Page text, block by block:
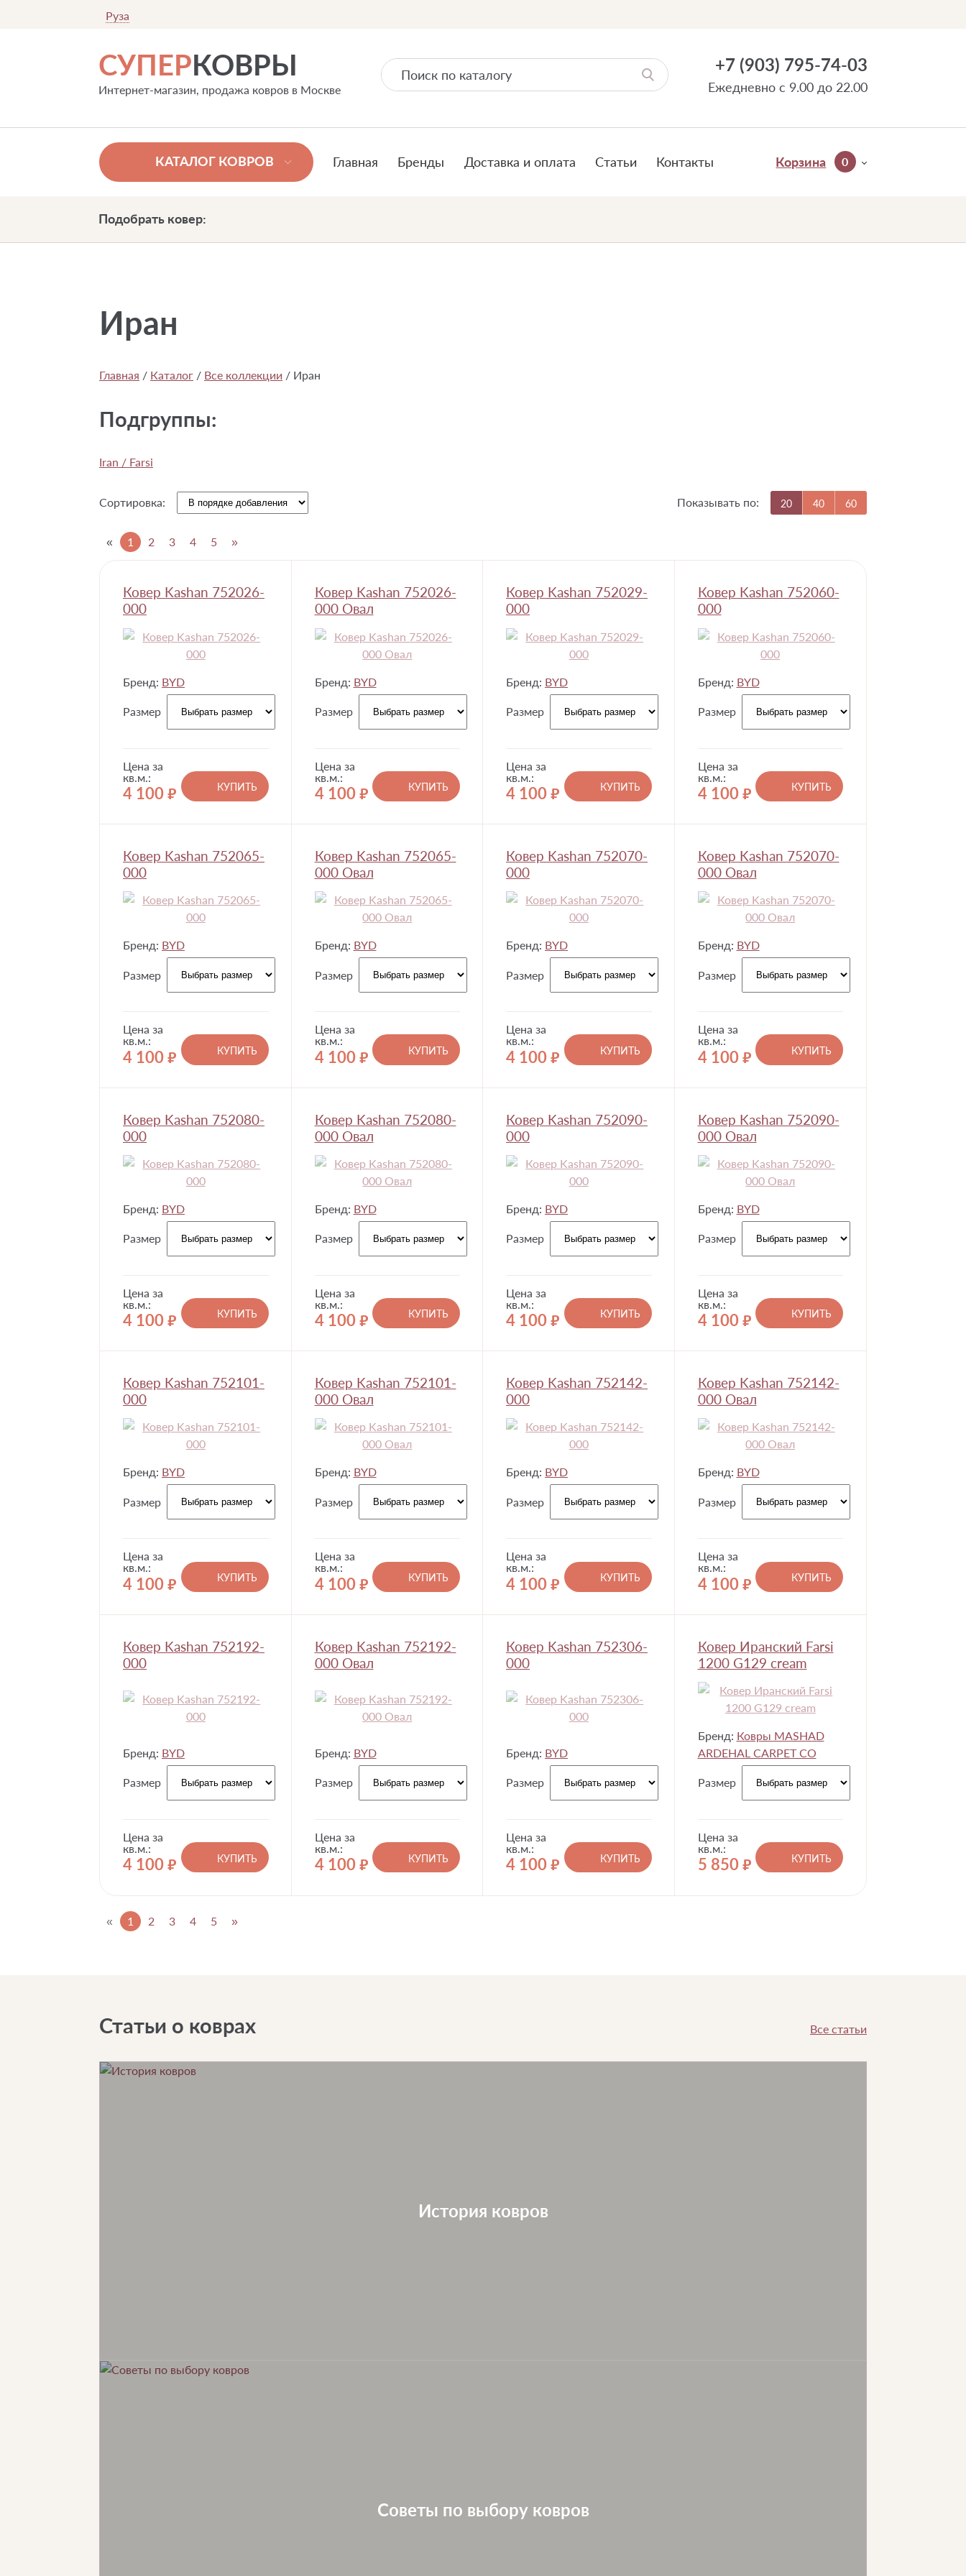
Руза
СУПЕРКОВРЫ
Интернет-магазин, продажа ковров в Москве
+7 (903) 795-74-03
Ежедневно с 9.00 до 22.00
КАТАЛОГ КОВРОВ Главная Бренды Доставка и оплата Статьи Контакты Корзина 0
Подобрать ковер:
Иран
Главная / Каталог / Все коллекции / Иран
Подгруппы:
Iran / Farsi
Сортировка: Показывать по: 20 40 60
« 1 2 3 4 5 »
Ковер Kashan 752026-
000
Бренд: BYD
Размер
Цена за
кв.м.:
4 100 руб.
КУПИТЬ
Ковер Kashan 752026-
000 Овал
Бренд: BYD
Размер
Цена за
кв.м.:
4 100 руб.
КУПИТЬ
Ковер Kashan 752029-
000
Бренд: BYD
Размер
Цена за
кв.м.:
4 100 руб.
КУПИТЬ
Ковер Kashan 752060-
000
Бренд: BYD
Размер
Цена за
кв.м.:
4 100 руб.
КУПИТЬ
Ковер Kashan 752065-
000
Бренд: BYD
Размер
Цена за
кв.м.:
4 100 руб.
КУПИТЬ
Ковер Kashan 752065-
000 Овал
Бренд: BYD
Размер
Цена за
кв.м.:
4 100 руб.
КУПИТЬ
Ковер Kashan 752070-
000
Бренд: BYD
Размер
Цена за
кв.м.:
4 100 руб.
КУПИТЬ
Ковер Kashan 752070-
000 Овал
Бренд: BYD
Размер
Цена за
кв.м.:
4 100 руб.
КУПИТЬ
Ковер Kashan 752080-
000
Бренд: BYD
Размер
Цена за
кв.м.:
4 100 руб.
КУПИТЬ
Ковер Kashan 752080-
000 Овал
Бренд: BYD
Размер
Цена за
кв.м.:
4 100 руб.
КУПИТЬ
Ковер Kashan 752090-
000
Бренд: BYD
Размер
Цена за
кв.м.:
4 100 руб.
КУПИТЬ
Ковер Kashan 752090-
000 Овал
Бренд: BYD
Размер
Цена за
кв.м.:
4 100 руб.
КУПИТЬ
Ковер Kashan 752101-
000
Бренд: BYD
Размер
Цена за
кв.м.:
4 100 руб.
КУПИТЬ
Ковер Kashan 752101-
000 Овал
Бренд: BYD
Размер
Цена за
кв.м.:
4 100 руб.
КУПИТЬ
Ковер Kashan 752142-
000
Бренд: BYD
Размер
Цена за
кв.м.:
4 100 руб.
КУПИТЬ
Ковер Kashan 752142-
000 Овал
Бренд: BYD
Размер
Цена за
кв.м.:
4 100 руб.
КУПИТЬ
Ковер Kashan 752192-
000
Бренд: BYD
Размер
Цена за
кв.м.:
4 100 руб.
КУПИТЬ
Ковер Kashan 752192-
000 Овал
Бренд: BYD
Размер
Цена за
кв.м.:
4 100 руб.
КУПИТЬ
Ковер Kashan 752306-
000
Бренд: BYD
Размер
Цена за
кв.м.:
4 100 руб.
КУПИТЬ
Ковер Иранский Farsi
1200 G129 cream
Бренд: Ковры MASHAD
ARDEHAL CARPET CO
Размер
Цена за
кв.м.:
5 850 руб.
КУПИТЬ
« 1 2 3 4 5 »
Статьи о коврах Все статьи
История ковров
Советы по выбору ковров